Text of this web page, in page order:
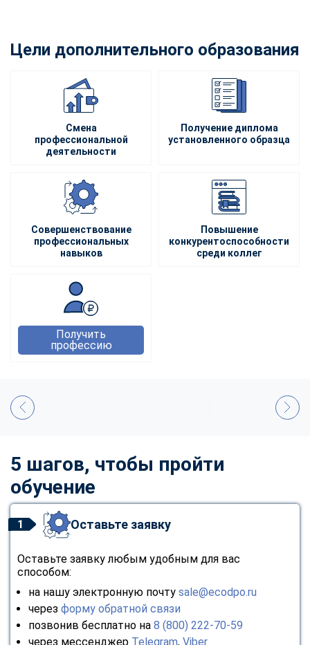
Цели дополнительного образования
Смена
профессиональной
деятельности
Получение диплома
установленного образца
Совершенствование
профессиональных
навыков
Повышение
конкурентоспособности
среди коллег
Получить
профессию
5 шагов, чтобы пройти
обучение
1 Оставьте заявку
Оставьте заявку любым удобным для вас
способом:
на нашу электронную почту sale@ecodpo.ru
через форму обратной связи
позвонив бесплатно на 8 (800) 222-70-59
через мессенджер Telegram, Viber